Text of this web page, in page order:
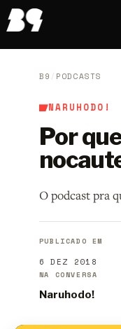
B9 / PODCASTS
NARUHODO!
Por
O podcast pra
PUBLICADO EM
6 DEZ 2018
NA CONVERSA
Naruhodo!